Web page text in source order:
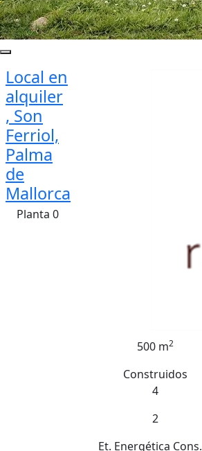
Local en
alquiler
, Son
Ferriol,
Palma
de
Mallorca
Planta 0
500 m2
Construidos
4
2
Et. Energética Cons.